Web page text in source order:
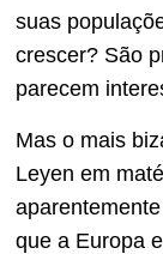
suas
crescer? São
parecem
Mas o mais
Leyen em
que a Europa